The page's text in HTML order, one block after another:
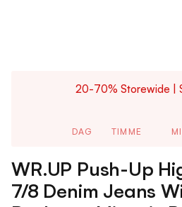
20-70% Storewide |
DAG TIMME
WR.UP Push-Up
7/8 Denim Jeans